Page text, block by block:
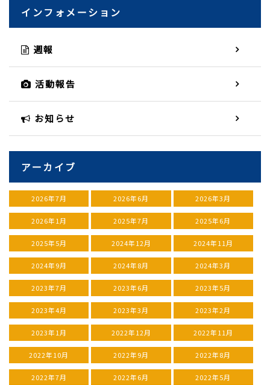
インフォメーション
週報
活動報告
お知らせ
アーカイブ
2026年7月 2026年6月 2026年3月
2026年1月 2025年7月 2025年6月
2025年5月 2024年12月 2024年11月
2024年9月 2024年8月 2024年3月
2023年7月 2023年6月 2023年5月
2023年4月 2023年3月 2023年2月
2023年1月 2022年12月 2022年11月
2022年10月 2022年9月 2022年8月
2022年7月 2022年6月 2022年5月